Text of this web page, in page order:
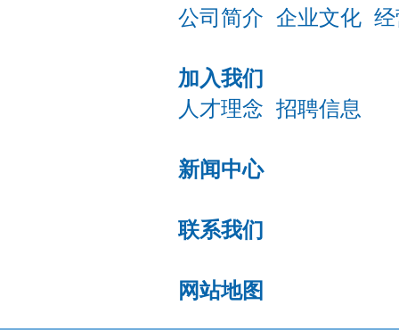
公司简介 企业文化
加入我们
人才理念 招聘信息
新闻中心
联系我们
网站地图